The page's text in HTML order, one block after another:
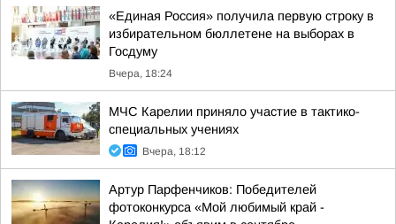
«Единая Россия» получила первую строку в
избирательном бюллетене на выборах в
Госдуму
Вчера, 18:24
МЧС Карелии приняло участие в тактико-
специальных учениях
Вчера, 18:12
Артур Парфенчиков: Победителей
фотоконкурса «Мой любимый край -